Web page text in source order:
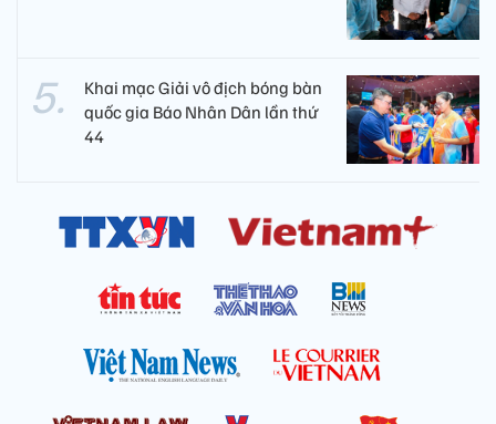
Khai mạc Giải vô địch bóng bàn
quốc gia Báo Nhân Dân lần thứ
44